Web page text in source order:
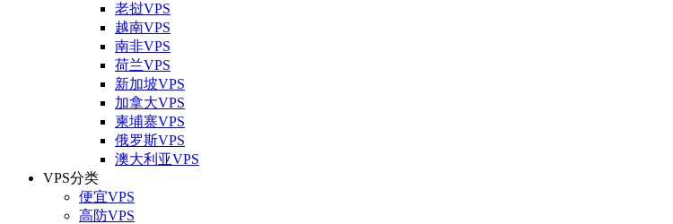
老挝VPS
越南VPS
南非VPS
荷兰VPS
新加坡VPS
加拿大VPS
柬埔寨VPS
俄罗斯VPS
澳大利亚VPS
VPS分类
便宜VPS
高防VPS